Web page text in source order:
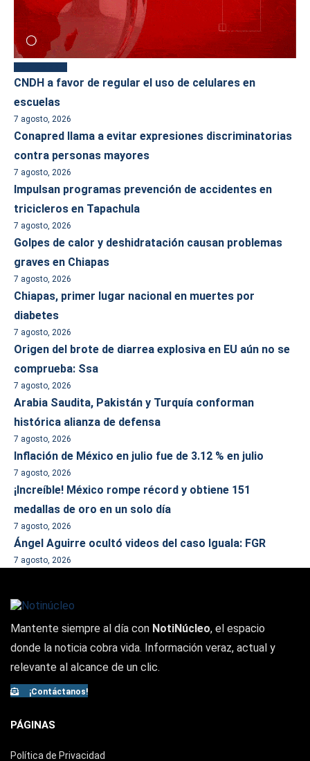
CNDH a favor de regular el uso de celulares en
escuelas
7 agosto, 2026
Conapred llama a evitar expresiones discriminatorias
contra personas mayores
7 agosto, 2026
Impulsan programas prevención de accidentes en
tricicleros en Tapachula
7 agosto, 2026
Golpes de calor y deshidratación causan problemas
graves en Chiapas
7 agosto, 2026
Chiapas, primer lugar nacional en muertes por
diabetes
7 agosto, 2026
Origen del brote de diarrea explosiva en EU aún no se
comprueba: Ssa
7 agosto, 2026
Arabia Saudita, Pakistán y Turquía conforman
histórica alianza de defensa
7 agosto, 2026
Inflación de México en julio fue de 3.12 % en julio
7 agosto, 2026
¡Increíble! México rompe récord y obtiene 151
medallas de oro en un solo día
7 agosto, 2026
Ángel Aguirre ocultó videos del caso Iguala: FGR
7 agosto, 2026
Mantente siempre al día con NotiNúcleo, el espacio
donde la noticia cobra vida. Información veraz, actual y
relevante al alcance de un clic.
¡Contáctanos!
PÁGINAS
Política de Privacidad